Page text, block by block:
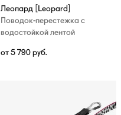
Леопард [Leopard]
Поводок-перестежка с
водостойкой лентой
от 5 790 руб.